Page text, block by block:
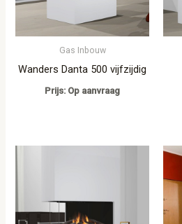
Gas Inbouw
Wanders Danta 500 vijfzijdig
Prijs: Op aanvraag